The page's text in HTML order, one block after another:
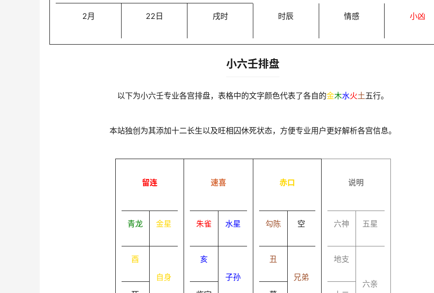
2月 22日 戌时 时辰 情感 小凶
小六壬排盘
以下为小六壬专业各宫排盘，表格中的文字颜色代表了各自的金木水火土五行。
本站独创为其添加十二长生以及旺相囚休死状态，方便专业用户更好解析各宫信息。
留连
青龙 金星
酉
自身
速喜
朱雀 水星
亥
子孙
赤口
勾陈 空
丑
兄弟
说明
六神 五星
地支
六亲